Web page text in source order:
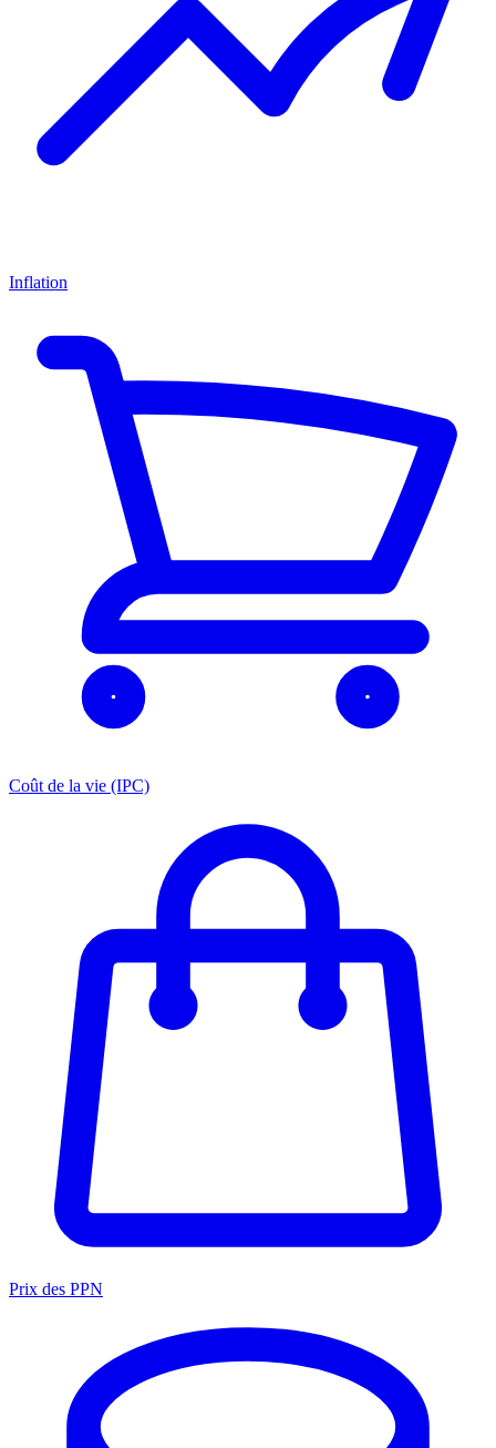
Inflation
Coût de la vie (IPC)
Prix des PPN